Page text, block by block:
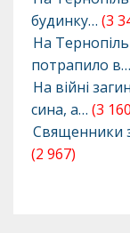
будинку… (3
На
потрапило в…
На війні
сина, а… (3
Священники
(2 967)